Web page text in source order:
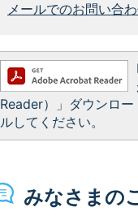
メールでのお問い合
Reader）」ダウンロ
ルしてください。
みなさまの